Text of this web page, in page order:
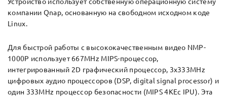
компании Qnap, основанную на свободном исходном коде
Linux.
Для быстрой работы с высококачественным видео NMP-
1000P использует 667MHz MIPS-процессор,
интегрированный 2D графический процессор, 3x333MHz
цифровых аудио процессоров (DSP, digital signal processor) и
один 333MHz процессор безопасности (MIPS 4KEc IPU). Эта